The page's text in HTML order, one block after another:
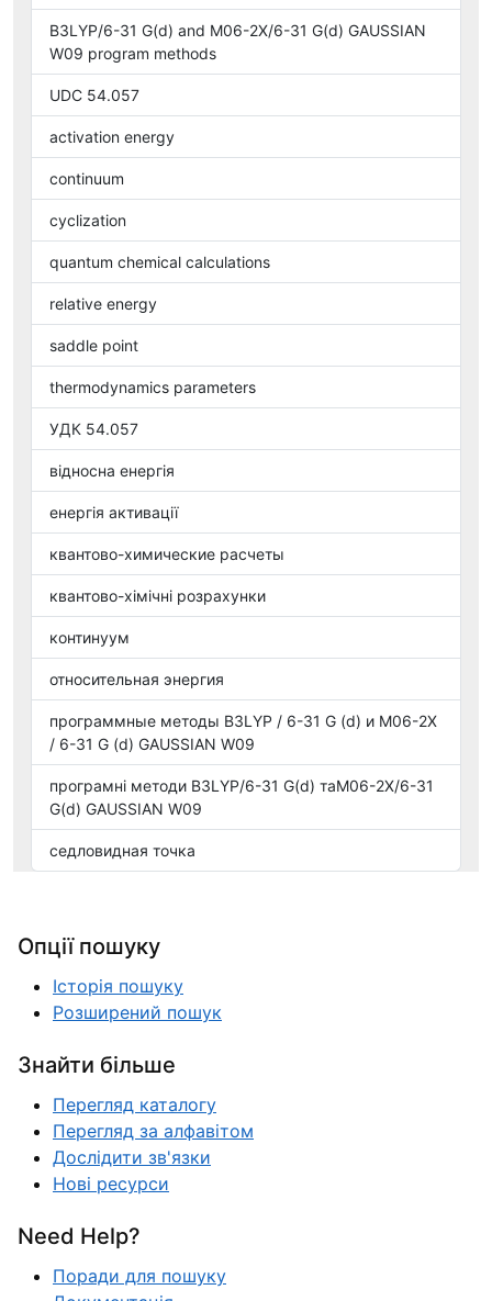
B3LYP/6-31 G(d) and M06-2X/6-31 G(d) GAUSSIAN
W09 program methods
UDC 54.057
activation energy
continuum
cyclization
quantum chemical calculations
relative energy
saddle point
thermodynamics parameters
УДК 54.057
відносна енергія
енергія активації
квантово-химические расчеты
квантово-хімічні розрахунки
континуум
относительная энергия
программные методы B3LYP / 6-31 G (d) и M06-2X
/ 6-31 G (d) GAUSSIAN W09
програмні методи B3LYP/6-31 G(d) таM06-2X/6-31
G(d) GAUSSIAN W09
седловидная точка
Опції пошуку
Історія пошуку
Розширений пошук
Знайти більше
Перегляд каталогу
Перегляд за алфавітом
Дослідити зв'язки
Нові ресурси
Need Help?
Поради для пошуку